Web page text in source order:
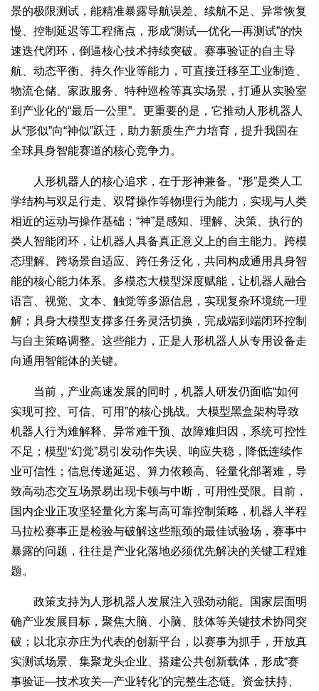
景的极限测试，能精准暴露导航误差、续航不足、异常恢复
慢、控制延迟等工程痛点，形成“测试—优化—再测试”的快
速迭代闭环，倒逼核心技术持续突破。赛事验证的自主导
航、动态平衡、持久作业等能力，可直接迁移至工业制造、
物流仓储、家政服务、特种巡检等真实场景，打通从实验室
到产业化的“最后一公里”。更重要的是，它推动人形机器人
从“形似”向“神似”跃迁，助力新质生产力培育，提升我国在
全球具身智能赛道的核心竞争力。
人形机器人的核心追求，在于形神兼备。“形”是类人工
学结构与双足行走、双臂操作等物理行为能力，实现与人类
相近的运动与操作基础；“神”是感知、理解、决策、执行的
类人智能闭环，让机器人具备真正意义上的自主能力。跨模
态理解、跨场景自适应、跨任务泛化，共同构成通用具身智
能的核心能力体系。多模态大模型深度赋能，让机器人融合
语言、视觉、文本、触觉等多源信息，实现复杂环境统一理
解；具身大模型支撑多任务灵活切换，完成端到端闭环控制
与自主策略调整。这些能力，正是人形机器人从专用设备走
向通用智能体的关键。
当前，产业高速发展的同时，机器人研发仍面临“如何
实现可控、可信、可用”的核心挑战。大模型黑盒架构导致
机器人行为难解释、异常难干预、故障难归因，系统可控性
不足；模型“幻觉”易引发动作失误、响应失稳，降低连续作
业可信性；信息传递延迟、算力依赖高、轻量化部署难，导
致高动态交互场景易出现卡顿与中断，可用性受限。目前，
国内企业正攻坚轻量化方案与高可靠控制策略，机器人半程
马拉松赛事正是检验与破解这些瓶颈的最佳试验场，赛事中
暴露的问题，往往是产业化落地必须优先解决的关键工程难
题。
政策支持为人形机器人发展注入强劲动能。国家层面明
确产业发展目标，聚焦大脑、小脑、肢体等关键技术协同突
破；以北京亦庄为代表的创新平台，以赛事为抓手，开放真
实测试场景、集聚龙头企业、搭建公共创新载体，形成“赛
事验证—技术攻关—产业转化”的完整生态链。资金扶持、